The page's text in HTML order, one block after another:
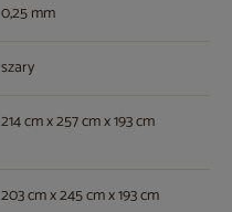
0,25 mm
szary
214 cm x 257 cm x 193 cm
203 cm x 245 cm x 193 cm